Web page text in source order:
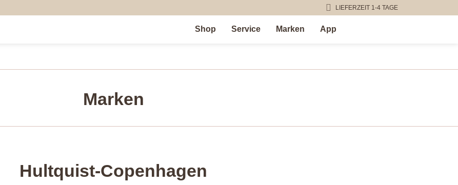
LIEFERZEIT 1-4 TAGE
Shop Service Marken App
Marken
Hultquist-Copenhagen